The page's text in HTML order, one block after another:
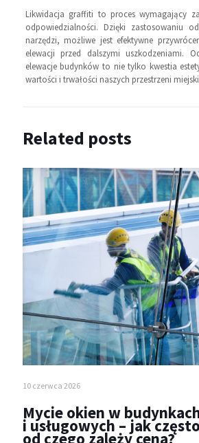
Likwidacja graffiti to proces wymagający
odpowiedzialności. Dzięki zastosowaniu
narzędzi, możliwe jest efektywne
elewacji przed dalszymi uszkodzeniami.
elewacje budynków to nie tylko kwestia
wartości i trwałości naszych przestrzeni
Related posts
10 czerwca 2026
Mycie okien w
i usługowych – jak
od czego zależy cena?